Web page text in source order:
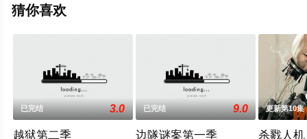
昂
猜你喜欢
已完结 3.0
越狱第二季
已完结 9.0
边隧谜案第一季
更新第10集
杀戮人机